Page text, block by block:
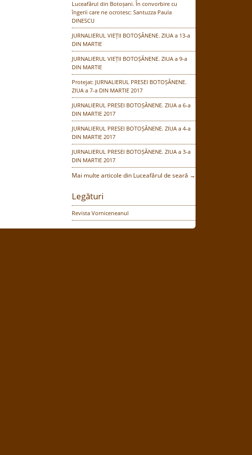
Luceafărul din Botoșani. În convorbire cu
îngerii care ne ocrotesc: Santuzza Paula
DINESCU
JURNALIERUL VIEȚII BOTOȘĂNENE. ZIUA a 13-a
DIN MARTIE
JURNALIERUL VIEȚII BOTOȘĂNENE. ZIUA a 9-a
DIN MARTIE
Protejat: JURNALIERUL PRESEI BOTOȘĂNENE.
ZIUA a 7-a DIN MARTIE 2017
JURNALIERUL PRESEI BOTOȘĂNENE. ZIUA a 6-a
DIN MARTIE 2017
JURNALIERUL PRESEI BOTOȘĂNENE. ZIUA a 4-a
DIN MARTIE 2017
JURNALIERUL PRESEI BOTOȘĂNENE. ZIUA a 3-a
DIN MARTIE 2017
Mai multe articole din Luceafărul de seară →
Legături
Revista Vorniceneanul